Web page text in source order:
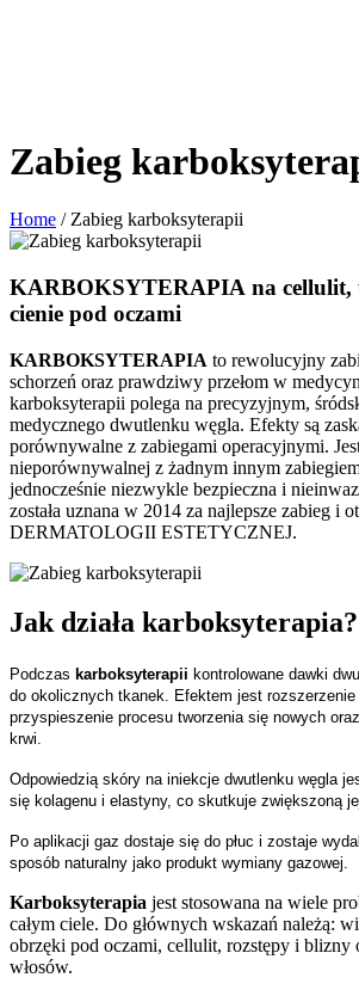
Zabieg
Home / Zabieg karboksyterapii
KARBOKSYTERAPIA na cellulit,
cienie pod oczami
KARBOKSYTERAPIA to rewolucyjny
schorzeń oraz prawdziwy przełom w
karboksyterapii polega na precyzyjnym,
medycznego dwutlenku węgla. Efekty są
porównywalne z zabiegami operacyjnymi.
nieporównywalnej z żadnym innym
jednocześnie niezwykle bezpieczna i
została uznana w 2014 za najlepsze zabieg i
DERMATOLOGII ESTETYCZNEJ.
Jak działa karboksyterapia?
Podczas karboksyterapii kontrolowane dawki
do okolicznych tkanek. Efektem jest
przyspieszenie procesu tworzenia się nowych
krwi.
Odpowiedzią skóry na iniekcje dwutlenku węgla
się kolagenu i elastyny, co skutkuje zwiększoną
Po aplikacji gaz dostaje się do płuc i zostaje
sposób naturalny jako produkt wymiany gazowej.
Karboksyterapia jest stosowana na wiele
całym ciele. Do głównych wskazań należą:
obrzęki pod oczami, cellulit, rozstępy i blizny
włosów.